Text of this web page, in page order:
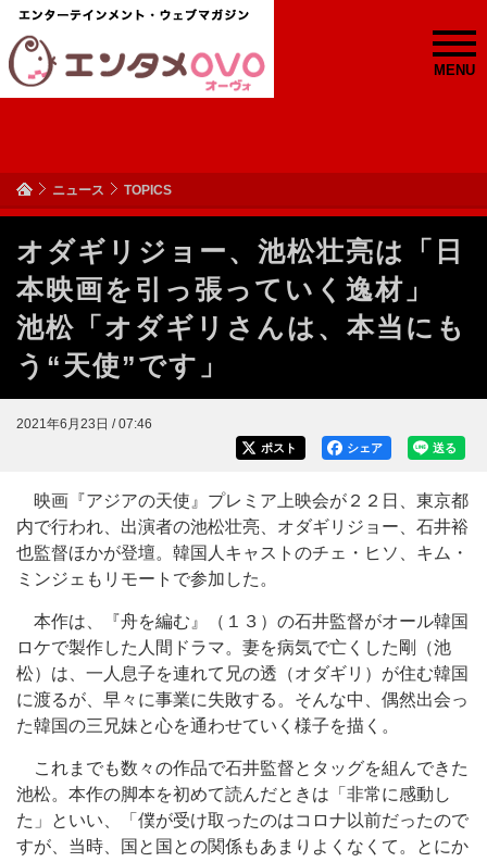
MENU
ニュース TOPICS
オダギリジョー、池松壮亮は「日
本映画を引っ張っていく逸材」
池松「オダギリさんは、本当にも
う“天使”です」
2021年6月23日 / 07:46
送る
シェア
ポスト
映画『アジアの天使』プレミア上映会が２２日、東京都
内で行われ、出演者の池松壮亮、オダギリジョー、石井裕
也監督ほかが登壇。韓国人キャストのチェ・ヒソ、キム・
ミンジェもリモートで参加した。
本作は、『舟を編む』（１３）の石井監督がオール韓国
ロケで製作した人間ドラマ。妻を病気で亡くした剛（池
松）は、一人息子を連れて兄の透（オダギリ）が住む韓国
に渡るが、早々に事業に失敗する。そんな中、偶然出会っ
た韓国の三兄妹と心を通わせていく様子を描く。
これまでも数々の作品で石井監督とタッグを組んできた
池松。本作の脚本を初めて読んだときは「非常に感動し
た」といい、「僕が受け取ったのはコロナ以前だったので
すが、当時、国と国との関係もあまりよくなくて。とにか